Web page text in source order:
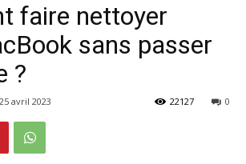
faire nettoyer
sans passer
?
25 avril 2023 0
22127